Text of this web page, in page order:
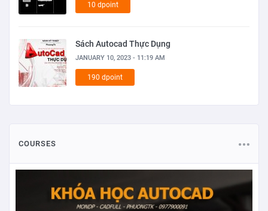
10 dpoint
Sách Autocad Thực Dụng
JANUARY 10, 2023 - 11:19 AM
190 dpoint
COURSES